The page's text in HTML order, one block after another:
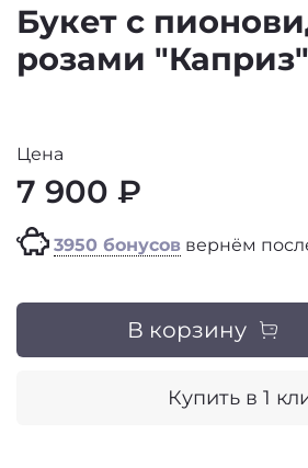
Букет с
розами
Цена
7 900 ₽
3950 бонусоввернём
В корзину
Купить в 1